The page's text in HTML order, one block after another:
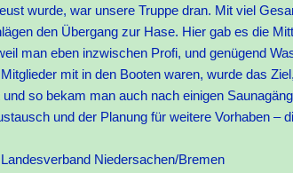
wurde, war unsere Truppe dran. Mit viel
den Übergang zur Hase. Hier gab es die
man eben inzwischen Profi, und genügend
mit in den Booten waren, wurde das
so bekam man auch nach einigen
und der Planung für weitere Vorhaben –
Niedersachen/Bremen